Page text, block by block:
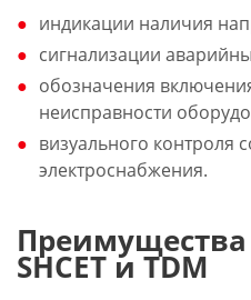
индикации наличия
сигнализации
обозначения
неисправности
визуального контроля
электроснабжения.
SHCET и TDM